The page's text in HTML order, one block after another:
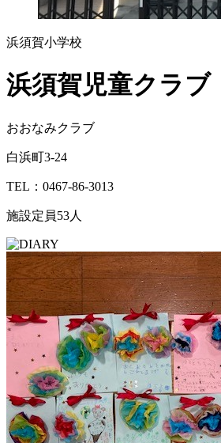
浜須賀小学校
浜須賀児童クラブ
おおなみクラブ
白浜町3-24
TEL：0467-86-3013
施設定員53人